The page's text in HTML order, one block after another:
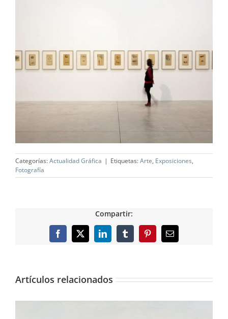
Categorías:Actualidad Gráfica | Etiquetas:Arte, Exposiciones,
Fotografía
Compartir:
Facebook
X LinkedInTumblrPinterestCorreo
electrónico
Artículos relacionados